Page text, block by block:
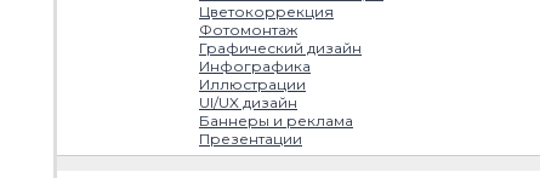
Цветокоррекция
Фотомонтаж
Графический дизайн
Инфографика
Иллюстрации
UI/UX дизайн
Баннеры и реклама
Презентации